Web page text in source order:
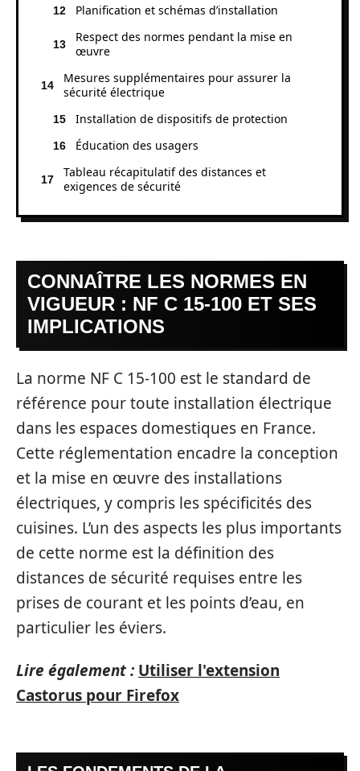
Planification et schémas d’installation
Respect des normes pendant la mise en
œuvre
Mesures supplémentaires pour assurer la
sécurité électrique
Installation de dispositifs de protection
Éducation des usagers
Tableau récapitulatif des distances et
exigences de sécurité
CONNAÎTRE LES NORMES EN
VIGUEUR : NF C 15-100 ET SES
IMPLICATIONS
La norme NF C 15-100 est le standard de
référence pour toute installation électrique
dans les espaces domestiques en France.
Cette réglementation encadre la conception
et la mise en œuvre des installations
électriques, y compris les spécificités des
cuisines. L’un des aspects les plus importants
de cette norme est la définition des
distances de sécurité requises entre les
prises de courant et les points d’eau, en
particulier les éviers.
Lire également : Utiliser l'extension
Castorus pour Firefox